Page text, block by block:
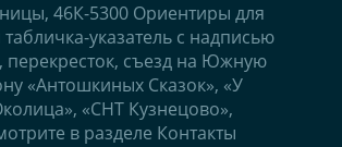
46К-5300 Ориентиры для
табличка-указатель с надписью
перекресток, съезд на Южную
«Антошкиных Сказок», «У
«СНТ Кузнецово»,
в разделе Контакты